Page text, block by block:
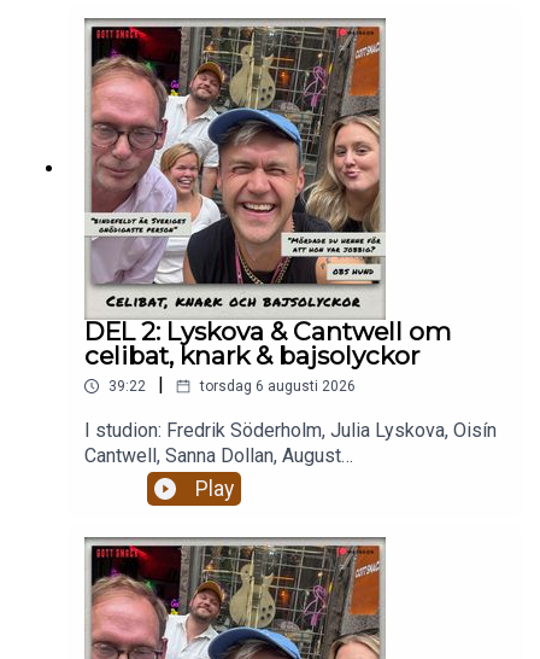
❤️ Tack för att ni stöttar oss och låter oss fortsätta
skratta i sorg och smärta.
Hela avsnittet påpatreon.com/gottsnack
DEL 2: Lyskova & Cantwell om
celibat, knark & bajsolyckor
39:22 torsdag 6 augusti 2026
I studion: Fredrik Söderholm, Julia Lyskova, Oisín
Cantwell, Sanna Dollan, August
BohlinBajsolyckor. Livets största smärtor.Alkohol,
droger och RISKbruk.Celibat och berakups.Nästan
två timmar magiskt mys som eskalerar ju fullare
alla blir och ju mer dement kantarell
blir.Enjoy! Stötta oss på patreon.com/gottsnack
och få HELA avsnittet!
Play